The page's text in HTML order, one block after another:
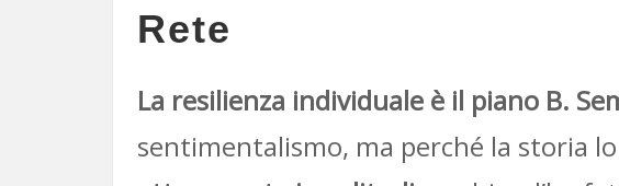
Rete
La resilienza individuale è il piano B.
sentimentalismo, ma perché la storia